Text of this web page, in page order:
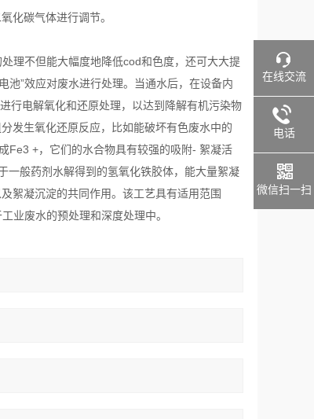
化碳气体进行调节。
理不但能大幅度地降低cod和色度，还可大大提
池”效应对废水进行处理。当通水后，在设备内
行电解氧化和还原处理，以达到降解有机污染物
发生氧化还原反应，比如能破坏有色废水中的
Fe3 +，它们的水合物具有较强的吸附- 絮凝活
一般药剂水解得到的氢氧化铁胶体，能大量絮凝
絮凝沉淀的共同作用。该工艺具有适用范围
业废水的预处理和深度处理中。
在线交流
电话
微信扫一扫